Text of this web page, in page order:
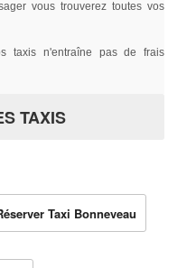
vous trouverez toutes vos
n'entraîne pas de frais
TAXIS
Taxi Bonneveau